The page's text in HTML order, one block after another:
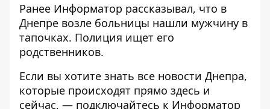
Ранее Информатор рассказывал, что в
Днепре возле больницы нашли мужчину в
тапочках. Полиция ищет его
родственников.
Если вы хотите знать все новости Днепра,
которые происходят прямо здесь и
сейчас, — подключайтесь к Информатор